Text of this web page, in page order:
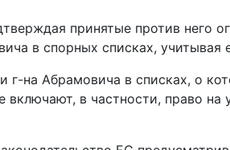
принятые против него
в спорных списках,
на Абрамовича в списках, о
в частности, право